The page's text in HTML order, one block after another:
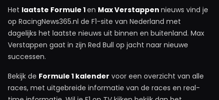
Het laatste Formule 1en Max Verstappen nieuws vind je
op RacingNews365.nl de F1-site van Nederland met
dagelijks het laatste nieuws uit binnen en buitenland. Max
Verstappen gaat in zijn Red Bull op jacht naar nieuwe
successen.
Bekijk de Formule 1 kalender voor een overzicht van alle
races, met uitgebreide informatie van de races en real-